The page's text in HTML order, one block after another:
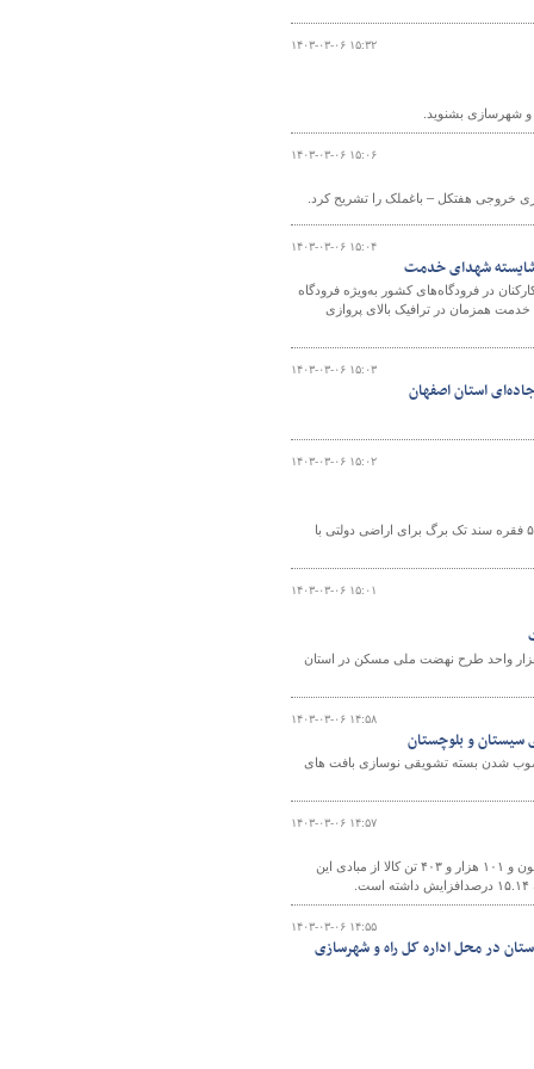
۱۴۰۳-۰۳-۰۶ ۱۵:۳۲
و شهرسازی بشنوید.
۱۴۰۳-۰۳-۰۶ ۱۵:۰۶
خروجی هفتکل – باغملک را تشریح کرد.
۱۴۰۳-۰۳-۰۶ ۱۵:۰۴
شایسته شهدای خدمت
در فرودگاه‌های کشور به‌ویژه فرودگاه
همزمان در ترافیک بالای پروازی
۱۴۰۳-۰۳-۰۶ ۱۵:۰۳
استان اصفهان
۱۴۰۳-۰۳-۰۶ ۱۵:۰۲
معاون املاک و حقوقی اداره کل راه و شهرسازی خوزستان از پیگیری و اخذ سه هزار و ۵۰۰ فقره سند تک برگ برای اراضی دولتی با
۱۴۰۳-۰۳-۰۶ ۱۵:۰۱
هزار واحد طرح نهضت ملی مسکن در استان
۱۴۰۳-۰۳-۰۶ ۱۴:۵۸
و بلوچستان
شدن بسته تشویقی نوسازی بافت های
۱۴۰۳-۰۳-۰۶ ۱۴:۵۷
مدیرکل راهداری و حمل و نقل جاده ای استان قزوین گفت: اردیبهشت ماه امسال یک میلیون و ۱۰۱ هزار و ۴۰۳ تن کالا از مبادی این
۱۴۰۳-۰۳-۰۶ ۱۴:۵۵
در محل اداره کل راه و شهرسازی